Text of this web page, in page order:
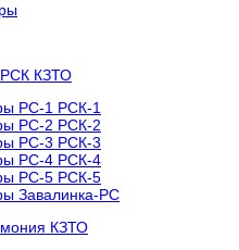
КЗТО
РС-1 РСК-1
РС-2 РСК-2
РС-3 РСК-3
РС-4 РСК-4
РС-5 РСК-5
Завалинка-РС
КЗТО